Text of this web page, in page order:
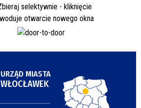
URZĄD MIASTA
WŁOCŁAWEK